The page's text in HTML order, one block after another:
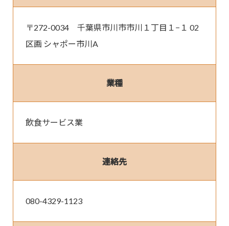
〒272-0034　千葉県市川市市川１丁目１−１ 02
区画 シャポー市川A
業種
飲食サービス業
連絡先
080-4329-1123